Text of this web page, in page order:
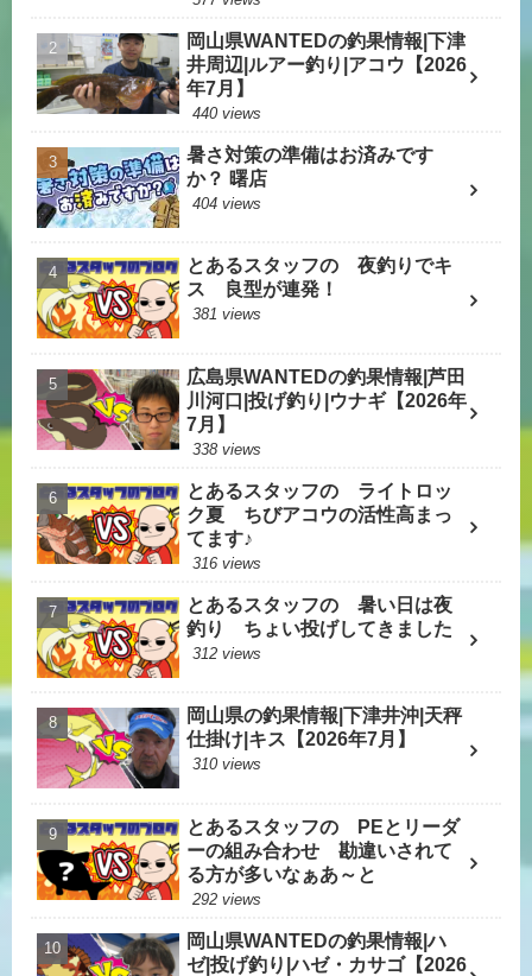
岡山県WANTEDの釣果情報|下津
井周辺|ルアー釣り|アコウ【2026
年7月】
440 views
暑さ対策の準備はお済みです
か？ 曙店
404 views
とあるスタッフの 夜釣りでキ
ス 良型が連発！
381 views
広島県WANTEDの釣果情報|芦田
川河口|投げ釣り|ウナギ【2026年
7月】
338 views
とあるスタッフの ライトロッ
ク夏 ちびアコウの活性高まっ
てます♪
316 views
とあるスタッフの 暑い日は夜
釣り ちょい投げしてきました
312 views
岡山県の釣果情報|下津井沖|天秤
仕掛け|キス【2026年7月】
310 views
とあるスタッフの PEとリーダ
ーの組み合わせ 勘違いされて
る方が多いなぁあ～と
292 views
岡山県WANTEDの釣果情報|ハ
ゼ|投げ釣り|ハゼ・カサゴ【2026